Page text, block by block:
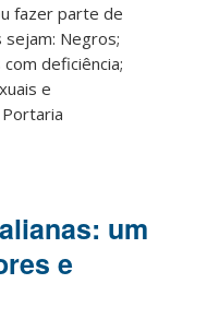
fazer parte de
sejam: Negros;
deficiência;
e
um
e